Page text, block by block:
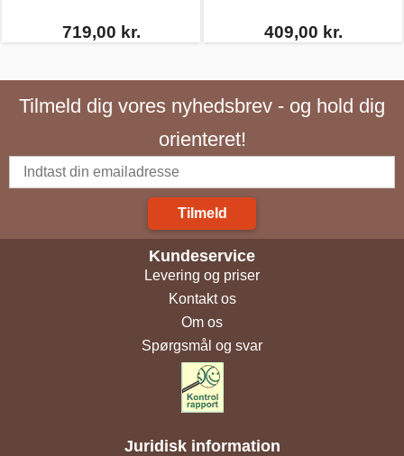
719,00 kr. 409,00 kr.
Tilmeld dig vores nyhedsbrev - og hold dig
orienteret!
Tilmeld
Kundeservice
Levering og priser
Kontakt os
Om os
Spørgsmål og svar
Juridisk information